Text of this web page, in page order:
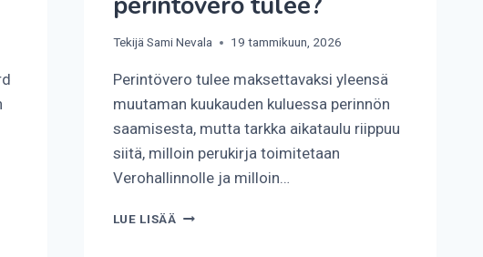
Tekijä Sami Nevala 19 tammikuun, 2026
Perintövero tulee maksettavaksi yleensä
muutaman kuukauden kuluessa perinnön
saamisesta, mutta tarkka aikataulu riippuu
siitä, milloin perukirja toimitetaan
Verohallinnolle ja milloin…
LUE LISÄÄ KUINKA